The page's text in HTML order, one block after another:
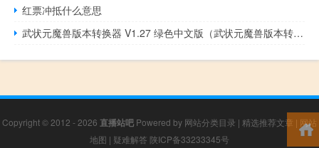
红票冲抵什么意思
武状元魔兽版本转换器 V1.27 绿色中文版（武状元魔兽版本转换器 V1.27 绿色中文版功能简介）
Copyright © 2012 - 2026 直播站吧 Powered by 网站分类目录 | 精选推荐文章 | 网站
地图 | 疑难解答 陕ICP备33233345号